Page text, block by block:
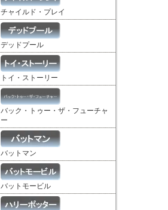
チャイルド・プレイ
デッドプール
トイ・ストーリー
バック・トゥー・ザ・フューチャ
ー
バットマン
バットモービル